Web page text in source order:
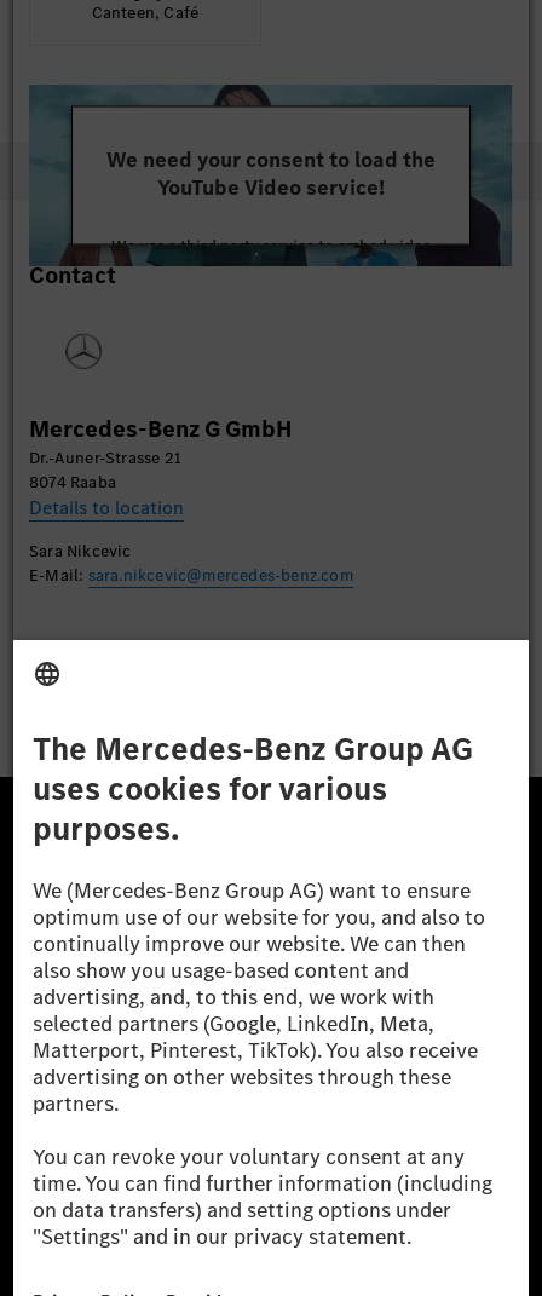
Canteen, Café
We need your consent to load the
YouTube Video service!
We use a third party service to embed video
content that may collect data about your activity.
Contact
Mercedes-Benz G GmbH
Dr.-Auner-Strasse 21
8074 Raaba
Details to location
Sara Nikcevic
E-Mail: sara.nikcevic@mercedes-benz.com
The Mercedes-Benz Group AG (former Daimler AG) is
one of the world's most successful automotive
companies. With Mercedes-Benz AG, we are one of
the leading global suppliers of premium and luxury
cars and vans. Mercedes-Benz Mobility AG offers
financing, leasing, car subscription and car rental,
fleet management, digital services for charging and
payment, insurance brokerage, as well as innovative
mobility services.
Learn more